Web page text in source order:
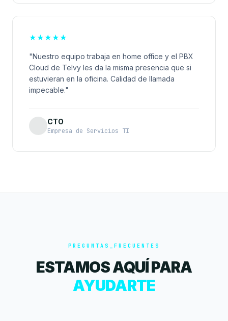
★★★★★
"Nuestro equipo trabaja en home office y el PBX
Cloud de Telvy les da la misma presencia que si
estuvieran en la oficina. Calidad de llamada
impecable."
CTO
Empresa de Servicios TI
PREGUNTAS_FRECUENTES
ESTAMOS AQUÍ PARA
AYUDARTE